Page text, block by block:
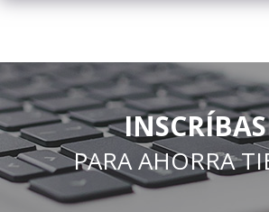
PARA AHORRA